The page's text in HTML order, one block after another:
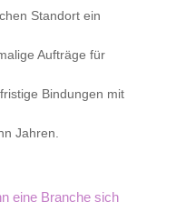
Standort ein
Aufträge für
Bindungen mit
Jahren.